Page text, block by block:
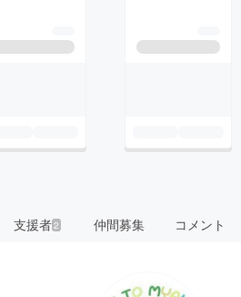
支援者 2 仲間募集 コメント